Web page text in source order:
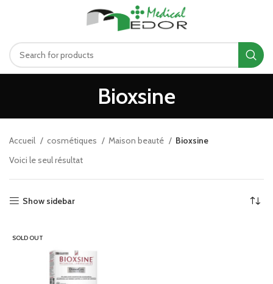
Bioxsine
Accueil cosmétiques Maison beauté
Bioxsine
Voici le seul résultat
Show sidebar
SOLD OUT